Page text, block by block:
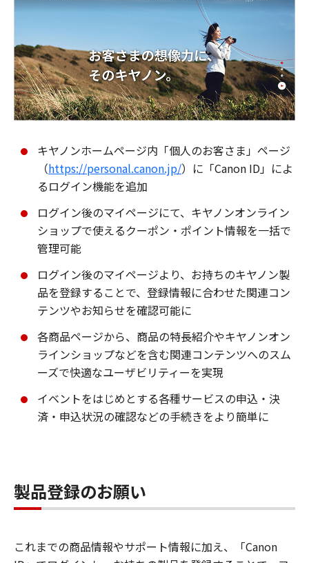
キヤノンホームページ内「個人のお客さま」ページ
（https://personal.canon.jp/）に「Canon ID」によ
るログイン機能を追加
ログイン後のマイページにて、キヤノンオンライン
ショップで使えるクーポン・ポイント情報を一括で
管理可能
ログイン後のマイページより、お持ちのキヤノン製
品を登録することで、登録情報に合わせた関連コン
テンツやお知らせを確認可能に
各商品ページから、商品の特長紹介やキヤノンオン
ラインショップなどを含む関連コンテンツへのスム
ーズで快適なユーザビリティーを実現
イベントをはじめとする各種サービスの申込・決
済・申込状況の確認などの手続きをより簡単に
製品登録のお願い
これまでの商品情報やサポート情報に加え、「Canon